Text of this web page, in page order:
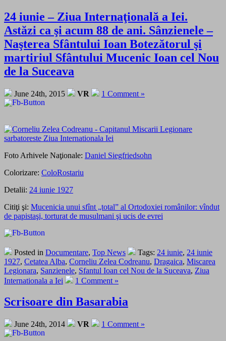
24 iunie – Ziua Internaţională a Iei.
Astăzi ca şi acum 88 de ani. Sânzienele –
Naşterea Sfântului Ioan Botezătorul şi
martiriul Sfântului Mucenic Ioan cel Nou
de la Suceava
June 24th, 2015 VR 1 Comment »
Foto Arhivele Naţionale: Daniel Siegfriedsohn
Colorizare: ColoRostariu
Detalii: 24 iunie 1927
Citiţi şi: Mucenicia unui sfînt „total” al Ortodoxiei românilor: vîndut
de papistaşi, torturat de musulmani şi ucis de evrei
Posted in Documentare, Top News Tags: 24 iunie, 24 iunie
1927, Cetatea Alba, Corneliu Zelea Codreanu, Dragaica, Miscarea
Legionara, Sanzienele, Sfantul Ioan cel Nou de la Suceava, Ziua
Internationala a Iei
1 Comment »
Scrisoare din Basarabia
June 24th, 2014 VR 1 Comment »